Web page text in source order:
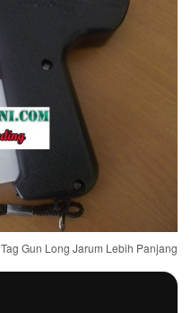
Tag Gun Long Jarum Lebih Panjang